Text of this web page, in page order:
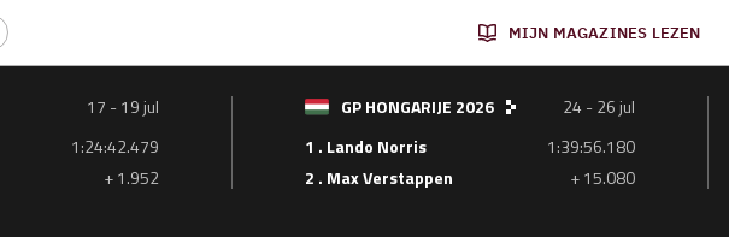
MIJN MAGAZINES LEZEN
17 - 19 jul
1:24:42.479
+ 1.952
GP HONGARIJE 2026
24 - 26 jul
1 . Lando Norris
1:39:56.180
2 . Max Verstappen
+ 15.080